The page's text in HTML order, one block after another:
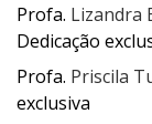
Profa. Lizandra
Dedicação
Profa. Priscila
exclusiva